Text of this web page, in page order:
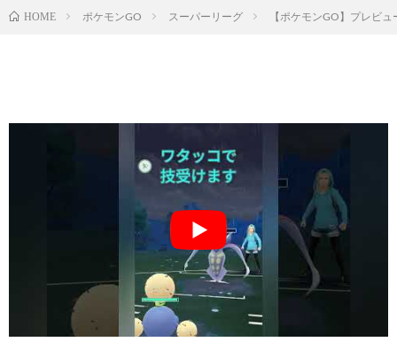
HOME ポケモンGO スーパーリーグ 【ポケモンGO】プレビ